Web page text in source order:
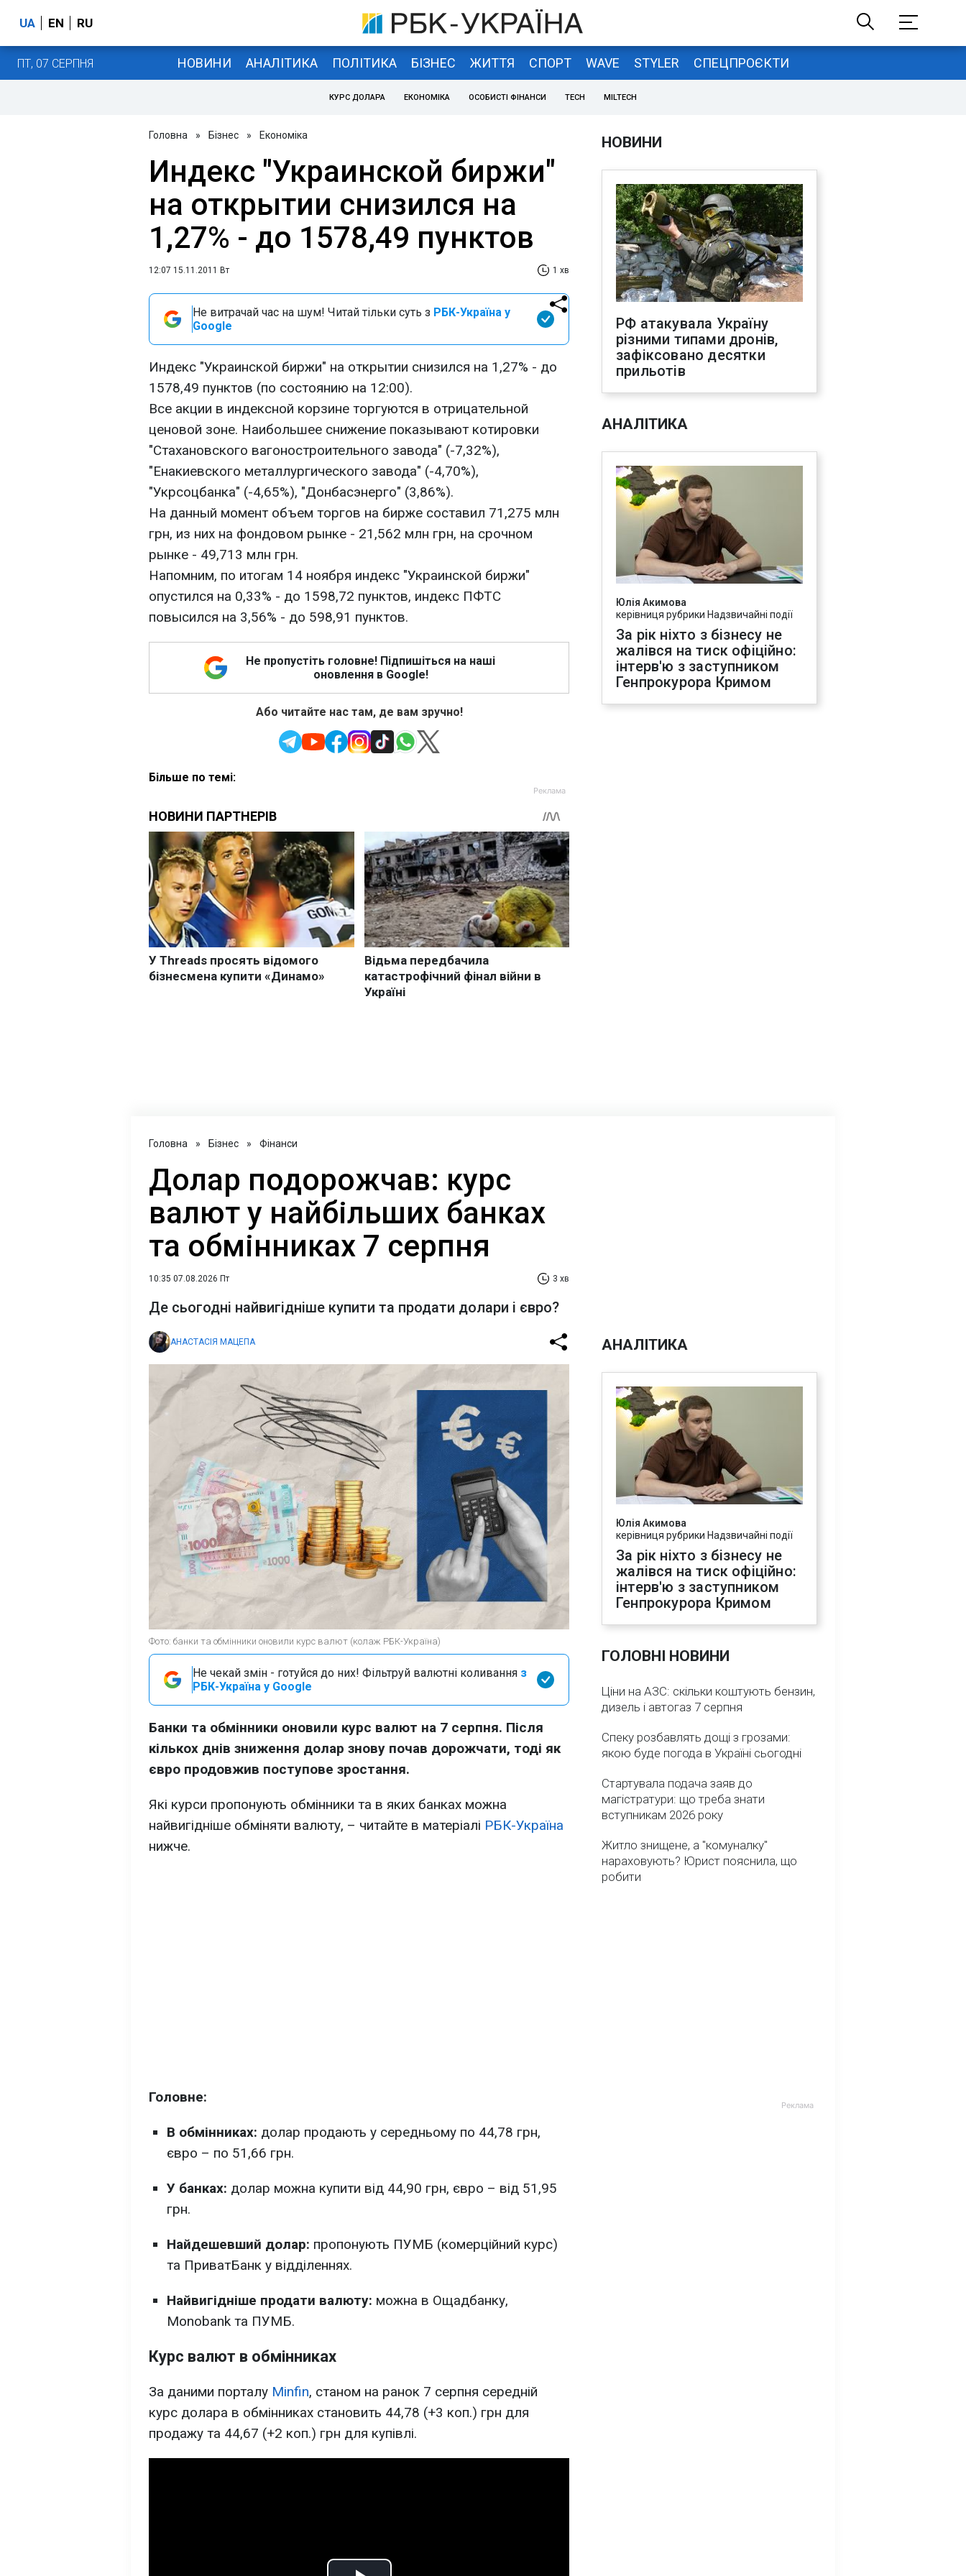
UA EN RU
ПТ, 07 СЕРПНЯ НОВИНИ АНАЛІТИКА ПОЛІТИКА БІЗНЕС ЖИТТЯ СПОРТ WAVE STYLER СПЕЦПРОЄКТИ
КУРС ДОЛАРА ЕКОНОМІКА ОСОБИСТІ ФІНАНСИ TECH MILTECH
Головна » Бізнес » Економіка
Индекс "Украинской биржи"
на открытии снизился на
1,27% - до 1578,49 пунктов
12:07 15.11.2011 Вт 1 хв
Не витрачай час на шум! Читай тільки суть з РБК-Україна у
Google
Индекс "Украинской биржи" на открытии снизился на 1,27% - до
1578,49 пунктов (по состоянию на 12:00).
Все акции в индексной корзине торгуются в отрицательной
ценовой зоне. Наибольшее снижение показывают котировки
"Стахановского вагоностроительного завода" (-7,32%),
"Енакиевского металлургического завода" (-4,70%),
"Укрсоцбанка" (-4,65%), "Донбасэнерго" (3,86%).
На данный момент объем торгов на бирже составил 71,275 млн
грн, из них на фондовом рынке - 21,562 млн грн, на срочном
рынке - 49,713 млн грн.
Напомним, по итогам 14 ноября индекс "Украинской биржи"
опустился на 0,33% - до 1598,72 пунктов, индекс ПФТС
повысился на 3,56% - до 598,91 пунктов.
Не пропустіть головне! Підпишіться на наші
оновлення в Google!
Або читайте нас там, де вам зручно!
Більше по темі:
НОВИНИ
РФ атакувала Україну
різними типами дронів,
зафіксовано десятки
прильотів
АНАЛІТИКА
Юлія Акимова
керівниця рубрики Надзвичайні події
За рік ніхто з бізнесу не
жалівся на тиск офіційно:
інтерв'ю з заступником
Генпрокурора Кримом
Головна » Бізнес » Фінанси
Долар подорожчав: курс
валют у найбільших банках
та обмінниках 7 серпня
10:35 07.08.2026 Пт 3 хв
Де сьогодні найвигідніше купити та продати долари і євро?
АНАСТАСІЯ МАЦЕПА
Фото: банки та обмінники оновили курс валют (колаж РБК-Україна)
Не чекай змін - готуйся до них! Фільтруй валютні коливання з
РБК-Україна у Google
Банки та обмінники оновили курс валют на 7 серпня. Після
кількох днів зниження долар знову почав дорожчати, тоді як
євро продовжив поступове зростання.
Які курси пропонують обмінники та в яких банках можна
найвигідніше обміняти валюту, – читайте в матеріалі РБК-Україна
нижче.
Головне:
В обмінниках: долар продають у середньому по 44,78 грн,
євро – по 51,66 грн.
У банках: долар можна купити від 44,90 грн, євро – від 51,95
грн.
Найдешевший долар: пропонують ПУМБ (комерційний курс)
та ПриватБанк у відділеннях.
Найвигідніше продати валюту: можна в Ощадбанку,
Monobank та ПУМБ.
Курс валют в обмінниках
За даними порталу Minfin, станом на ранок 7 серпня середній
курс долара в обмінниках становить 44,78 (+3 коп.) грн для
продажу та 44,67 (+2 коп.) грн для купівлі.
АНАЛІТИКА
Юлія Акимова
керівниця рубрики Надзвичайні події
За рік ніхто з бізнесу не
жалівся на тиск офіційно:
інтерв'ю з заступником
Генпрокурора Кримом
ГОЛОВНІ НОВИНИ
Ціни на АЗС: скільки коштують бензин,
дизель і автогаз 7 серпня
Спеку розбавлять дощі з грозами:
якою буде погода в Україні сьогодні
Стартувала подача заяв до
магістратури: що треба знати
вступникам 2026 року
Житло знищене, а "комуналку"
нараховують? Юрист пояснила, що
робити